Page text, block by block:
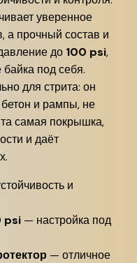
уверенное
а прочный состав и
до 100 psi,
под себя.
для стрита: он
и рампы, не
та самая покрышка,
и даёт
и
psi — настройка под
— отличное